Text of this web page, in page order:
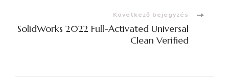
Következő bejegyzés
SolidWorks 2022 Full-Activated Universal
Clean Verified